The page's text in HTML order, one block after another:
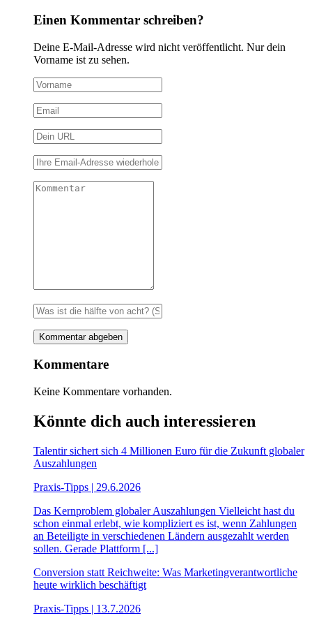
Einen Kommentar schreiben?
Deine E-Mail-Adresse wird nicht veröffentlicht. Nur dein
Vorname ist zu sehen.
Kommentare
Keine Kommentare vorhanden.
Könnte dich auch interessieren
Talentir sichert sich 4 Millionen Euro für die Zukunft globaler
Auszahlungen
Praxis-Tipps | 29.6.2026
Das Kernproblem globaler Auszahlungen Vielleicht hast du
schon einmal erlebt, wie kompliziert es ist, wenn Zahlungen
an Beteiligte in verschiedenen Ländern ausgezahlt werden
sollen. Gerade Plattform [...]
Conversion statt Reichweite: Was Marketingverantwortliche
heute wirklich beschäftigt
Praxis-Tipps | 13.7.2026